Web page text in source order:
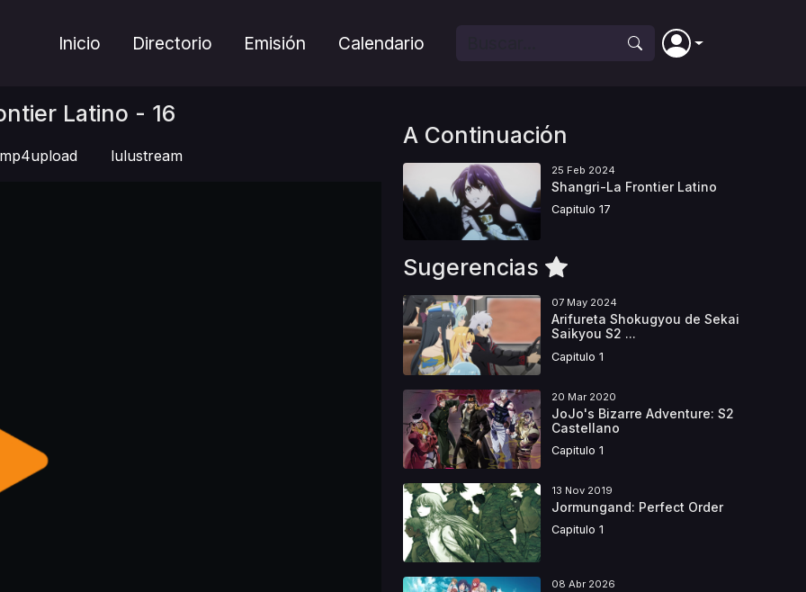
Inicio Directorio Emisión Calendario
Latino - 16
mp4upload lulustream
A Continuación
25 Feb 2024
Shangri-La Frontier Latino
Capitulo 17
Sugerencias
07 May 2024
Arifureta Shokugyou de Sekai
Saikyou S2 ...
Capitulo 1
20 Mar 2020
JoJo's Bizarre Adventure: S2
Castellano
Capitulo 1
13 Nov 2019
Jormungand: Perfect Order
Capitulo 1
08 Abr 2026